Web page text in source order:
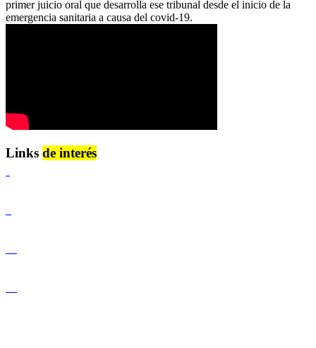
primer juicio oral que desarrolla ese tribunal desde el inicio de la
emergencia sanitaria a causa del covid-19.
Links de interés